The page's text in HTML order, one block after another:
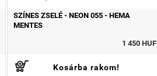
SZÍNES ZSELÉ - NEON 055 - HEMA
MENTES
1 450 HUF
Kosárba rakom!